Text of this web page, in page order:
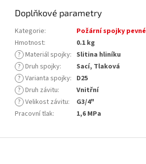
Doplňkové parametry
Kategorie:
Požární spojky pevné
Hmotnost:
0.1 kg
? Materiál spojky: Slitina hliníku
? Druh spojky:
Sací, Tlaková
? Varianta spojky: D25
? Druh závitu:
Vnitřní
? Velikost závitu:
G3/4"
Pracovní tlak: 1,6 MPa